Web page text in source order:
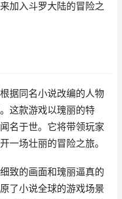
加入斗罗大陆的冒险之
据同名小说改编的人物
这款游戏以瑰丽的特
名于世。它将带领玩家
一场壮丽的冒险之旅。
致的画面和瑰丽逼真的
了小说全球的游戏场景